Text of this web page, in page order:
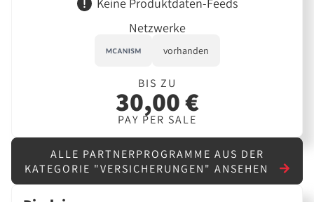
Netzwerke
vorhanden
BIS ZU
30,00 €
PAY PER SALE
ALLE PARTNERPROGRAMME AUS DER
KATEGORIE "VERSICHERUNGEN" ANSEHEN